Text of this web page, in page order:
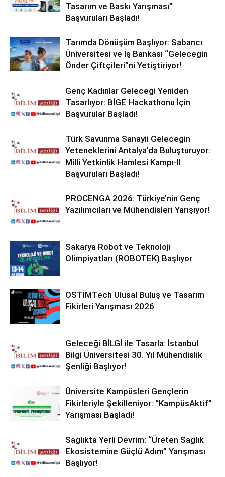
Tasarım ve Baskı Yarışması”
Başvuruları Başladı!
Tarımda Dönüşüm Başlıyor: Sabancı
Üniversitesi ve İş Bankası “Geleceğin
Önder Çiftçileri”ni Yetiştiriyor!
Genç Kadınlar Geleceği Yeniden
Tasarlıyor: BİGE Hackathonu İçin
Başvurular Başladı!
Türk Savunma Sanayii Geleceğin
Yeteneklerini Antalya’da Buluşturuyor:
Milli Yetkinlik Hamlesi Kampı-II
Başvuruları Başladı!
PROCENGA 2026: Türkiye’nin Genç
Yazılımcıları ve Mühendisleri Yarışıyor!
Sakarya Robot ve Teknoloji
Olimpiyatları (ROBOTEK) Başlıyor
OSTİMTech Ulusal Buluş ve Tasarım
Fikirleri Yarışması 2026
Geleceği BİLGİ ile Tasarla: İstanbul
Bilgi Üniversitesi 30. Yıl Mühendislik
Şenliği Başlıyor!
Üniversite Kampüsleri Gençlerin
Fikirleriyle Şekilleniyor: “KampüsAktif”
Yarışması Başladı!
Sağlıkta Yerli Devrim: “Üreten Sağlık
Ekosistemine Güçlü Adım” Yarışması
Başlıyor!